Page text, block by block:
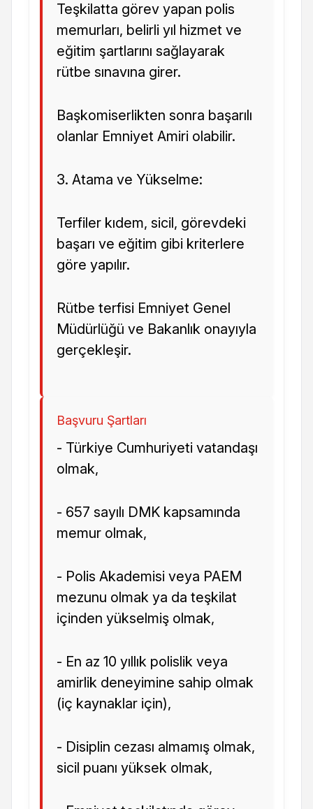
Teşkilatta görev yapan polis
memurları, belirli yıl hizmet ve
eğitim şartlarını sağlayarak
rütbe sınavına girer.
Başkomiserlikten sonra başarılı
olanlar Emniyet Amiri olabilir.
3. Atama ve Yükselme:
Terfiler kıdem, sicil, görevdeki
başarı ve eğitim gibi kriterlere
göre yapılır.
Rütbe terfisi Emniyet Genel
Müdürlüğü ve Bakanlık onayıyla
gerçekleşir.
Başvuru Şartları
- Türkiye Cumhuriyeti vatandaşı
olmak,
- 657 sayılı DMK kapsamında
memur olmak,
- Polis Akademisi veya PAEM
mezunu olmak ya da teşkilat
içinden yükselmiş olmak,
- En az 10 yıllık polislik veya
amirlik deneyimine sahip olmak
(iç kaynaklar için),
- Disiplin cezası almamış olmak,
sicil puanı yüksek olmak,